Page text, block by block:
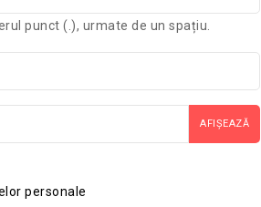
punct (.), urmate de un spațiu.
AFIȘEAZĂ
personale